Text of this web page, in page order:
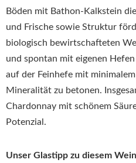
Böden mit Bathon-Kalkstein
und Frische sowie Struktur
biologisch bewirtschafteten
und spontan mit eigenen
auf der Feinhefe mit
Mineralität zu betonen.
Chardonnay mit schönem
Potenzial.
Unser Glastipp zu diesem Wein